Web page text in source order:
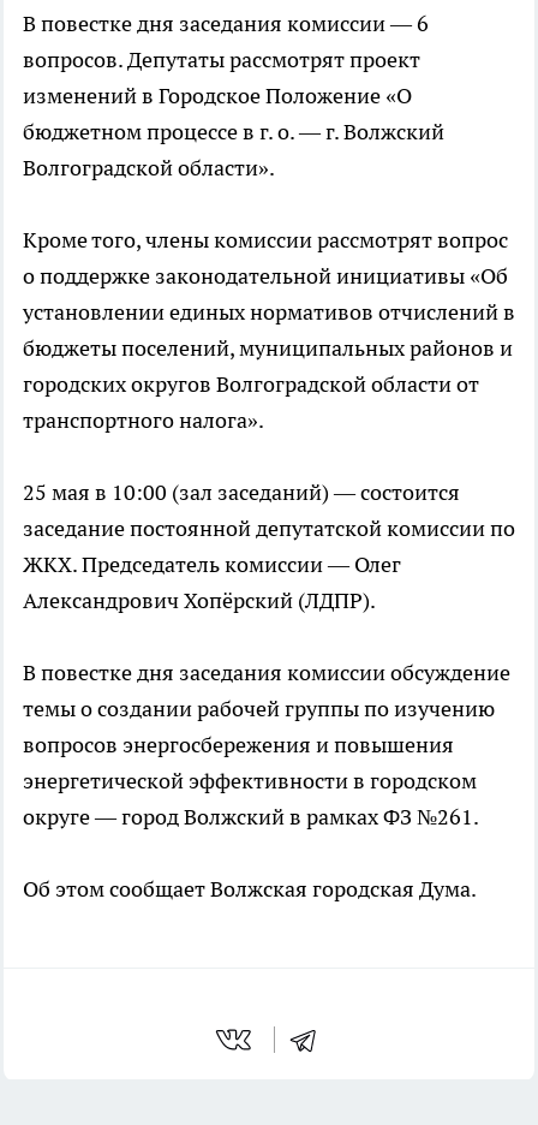
В повестке дня заседания комиссии — 6
вопросов. Депутаты рассмотрят проект
изменений в Городское Положение «О
бюджетном процессе в г. о. — г. Волжский
Волгоградской области».
Кроме того, члены комиссии рассмотрят вопрос
о поддержке законодательной инициативы «Об
установлении единых нормативов отчислений в
бюджеты поселений, муниципальных районов и
городских округов Волгоградской области от
транспортного налога».
25 мая в 10:00 (зал заседаний) — состоится
заседание постоянной депутатской комиссии по
ЖКХ. Председатель комиссии — Олег
Александрович Хопёрский (ЛДПР).
В повестке дня заседания комиссии обсуждение
темы о создании рабочей группы по изучению
вопросов энергосбережения и повышения
энергетической эффективности в городском
округе — город Волжский в рамках ФЗ №261.
Об этом сообщает Волжская городская Дума.